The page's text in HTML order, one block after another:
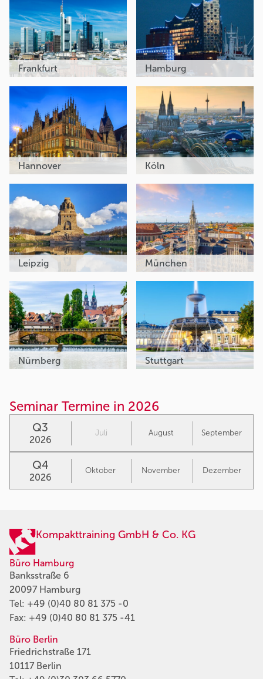
Frankfurt Hamburg
Hannover Köln
Leipzig München
Nürnberg Stuttgart
Seminar Termine in 2026
Q3
2026
Juli August September
Q4
2026
Oktober November Dezember
Kompakttraining GmbH & Co. KG
Büro Hamburg
Banksstraße 6
20097 Hamburg
Tel: +49 (0)40 80 81 375 -0
Fax: +49 (0)40 80 81 375 -41
Büro Berlin
Friedrichstraße 171
10117 Berlin